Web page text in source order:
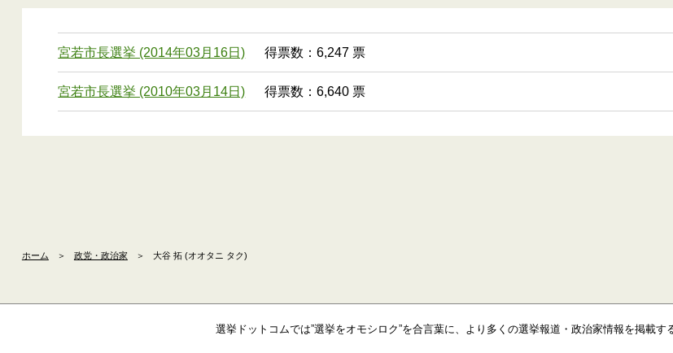
宮若市長選挙 (2014年03月16日) 得票数：6,247 票
宮若市長選挙 (2010年03月14日) 得票数：6,640 票
ホーム ＞ 政党・政治家 ＞ 大谷 拓 (オオタニ タク)
選挙ドットコムでは”選挙をオモシロク”を合言葉に、より多くの選挙報道・政治家情報を掲載